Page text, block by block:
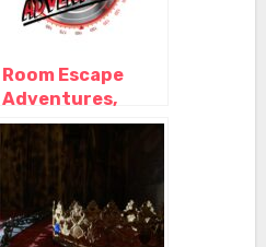
Room Escape
Adventures,
Valencia –
Valencia